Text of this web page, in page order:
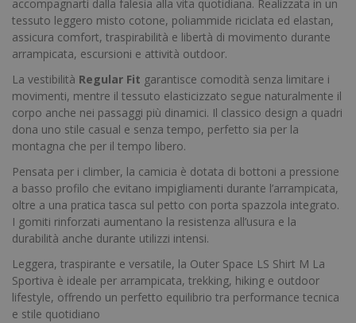
accompagnarti dalla falesia alla vita quotidiana. Realizzata in un
tessuto leggero misto cotone, poliammide riciclata ed elastan,
assicura comfort, traspirabilità e libertà di movimento durante
arrampicata, escursioni e attività outdoor.
La vestibilità Regular Fit garantisce comodità senza limitare i
movimenti, mentre il tessuto elasticizzato segue naturalmente il
corpo anche nei passaggi più dinamici. Il classico design a quadri
dona uno stile casual e senza tempo, perfetto sia per la
montagna che per il tempo libero.
Pensata per i climber, la camicia è dotata di bottoni a pressione
a basso profilo che evitano impigliamenti durante l’arrampicata,
oltre a una pratica tasca sul petto con porta spazzola integrato.
I gomiti rinforzati aumentano la resistenza all’usura e la
durabilità anche durante utilizzi intensi.
Leggera, traspirante e versatile, la Outer Space LS Shirt M La
Sportiva è ideale per arrampicata, trekking, hiking e outdoor
lifestyle, offrendo un perfetto equilibrio tra performance tecnica
e stile quotidiano